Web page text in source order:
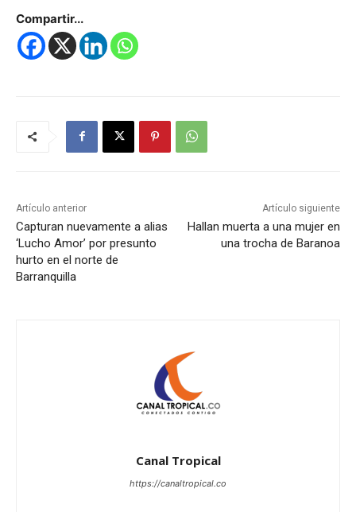
Compartir...
Artículo anterior
Capturan nuevamente a alias
‘Lucho Amor’ por presunto
hurto en el norte de
Barranquilla
Artículo siguiente
Hallan muerta a una mujer en
una trocha de Baranoa
Canal Tropical
https://canaltropical.co